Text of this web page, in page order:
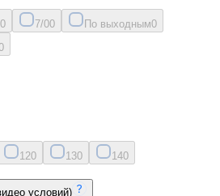
0 7/00 По выходным0
120 130 140
условий)